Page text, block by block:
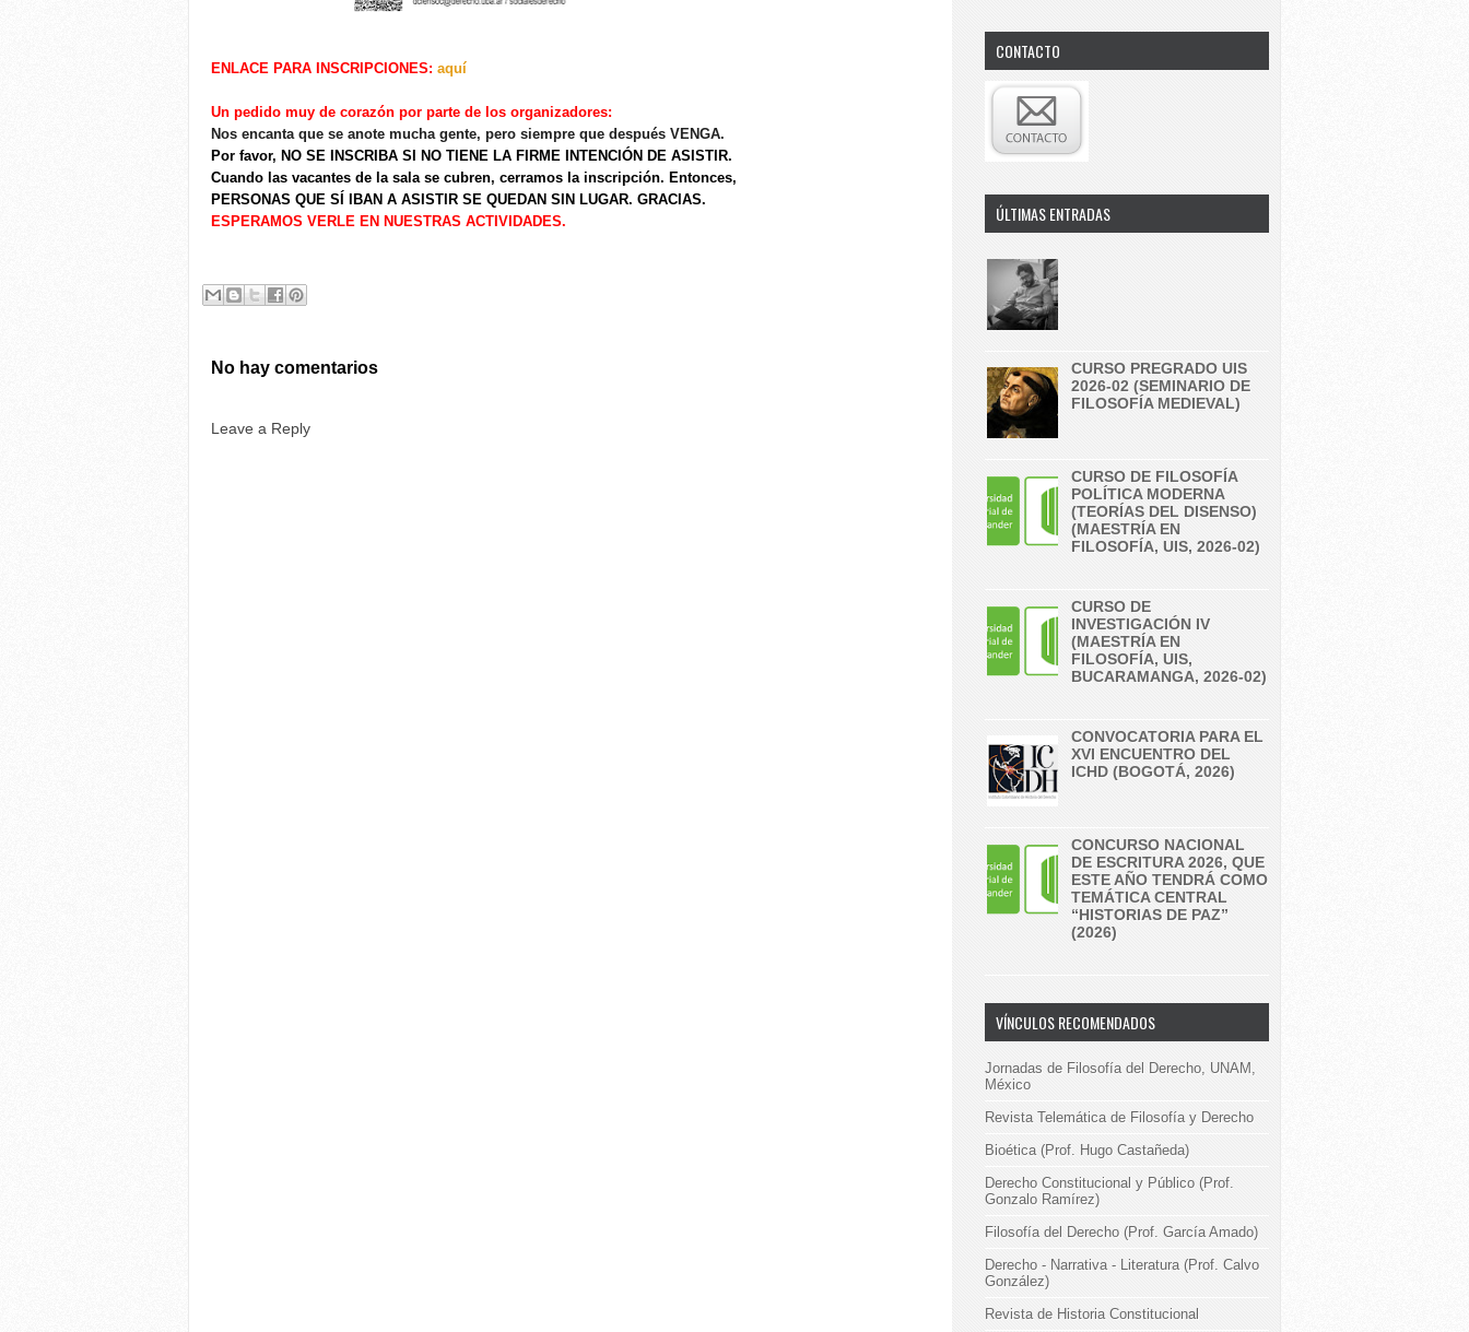
ENLACE PARA INSCRIPCIONES: aquí
Un pedido muy de corazón por parte de los organizadores:
Nos encantaque se anote mucha gente, pero siempre que después VENGA.
Por favor, NO SE INSCRIBA SI NO TIENE LA FIRME INTENCIÓN DE ASISTIR.
Cuando las vacantes de la sala se cubren, cerramos la inscripción. Entonces,
PERSONAS QUE SÍ IBAN A ASISTIR SE QUEDAN SIN LUGAR. GRACIAS.
ESPERAMOS VERLE EN NUESTRAS ACTIVIDADES.
No hay comentarios
Leave a Reply
CONTACTO
ÚLTIMAS ENTRADAS
CURSO PREGRADO UIS
2026-02 (SEMINARIO DE
FILOSOFÍA MEDIEVAL)
CURSO DE FILOSOFÍA
POLÍTICA MODERNA
(TEORÍAS DEL DISENSO)
(MAESTRÍA EN
FILOSOFÍA, UIS, 2026-02)
CURSO DE
INVESTIGACIÓN IV
(MAESTRÍA EN
FILOSOFÍA, UIS,
BUCARAMANGA, 2026-02)
CONVOCATORIA PARA EL
XVI ENCUENTRO DEL
ICHD (BOGOTÁ, 2026)
CONCURSO NACIONAL
DE ESCRITURA 2026, QUE
ESTE AÑO TENDRÁ COMO
TEMÁTICA CENTRAL
“HISTORIAS DE PAZ”
(2026)
VÍNCULOS RECOMENDADOS
Jornadas de Filosofía del Derecho, UNAM,
México
Revista Telemática de Filosofía y Derecho
Bioética (Prof. Hugo Castañeda)
Derecho Constitucional y Público (Prof.
Gonzalo Ramírez)
Filosofía del Derecho (Prof. García Amado)
Derecho - Narrativa - Literatura (Prof. Calvo
González)
Revista de Historia Constitucional